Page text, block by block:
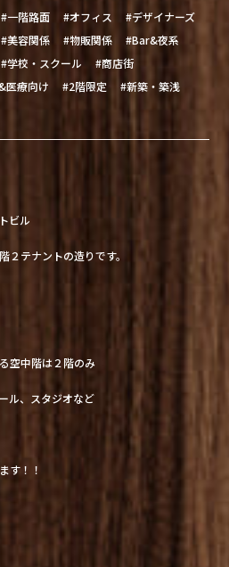
#一階路面 #オフィス
#デザイナーズ
#美容関係 #物販関係
#Bar&夜系
#学校・スクール
#商店街
医療向け
#2階限定
#新築・築浅
ビル
２テナントの造りです。
空中階は２階のみ
ル、スタジオなど
す！！